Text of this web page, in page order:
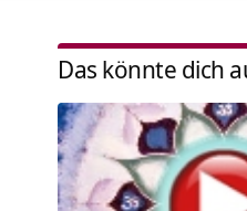
Das könnte dich